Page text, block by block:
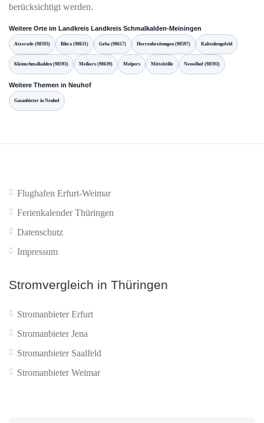
berücksichtigt werden.
Weitere Orte im Landkreis Landkreis Schmalkalden-Meiningen
Atzerode (98593) Bibra (98631) Geba (98617) Herrenbreitungen (98597) Kaltenlengsfeld
Kleinschmalkalden (98593) Melkers (98639) Melpers Mittelstille Nesselhof (98593)
Weitere Themen in Neuhof
Gasanbieter in Neuhof
Flughafen Erfurt-Weimar
Ferienkalender Thüringen
Datenschutz
Impressum
Stromvergleich in Thüringen
Stromanbieter Erfurt
Stromanbieter Jena
Stromanbieter Saalfeld
Stromanbieter Weimar